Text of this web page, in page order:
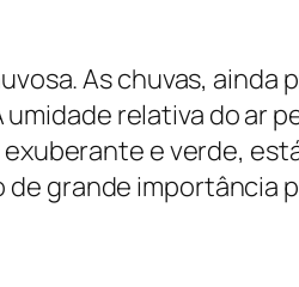
As chuvas, ainda
relativa do ar
e verde,
grande importância